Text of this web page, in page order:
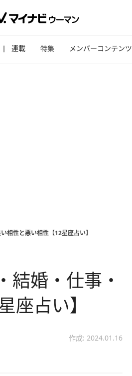
連載 特集 メンバーコンテンツ
性と悪い相性【12星座占い】
婚・仕事・
座占い】
作成: 2024.01.16